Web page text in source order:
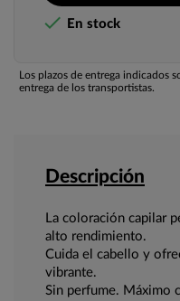
 En stock
Los plazos de entrega indicados
entrega de los transportistas.
Descripción
La coloración capilar
alto rendimiento.
Cuida el cabello y
vibrante.
Sin perfume. Máximo